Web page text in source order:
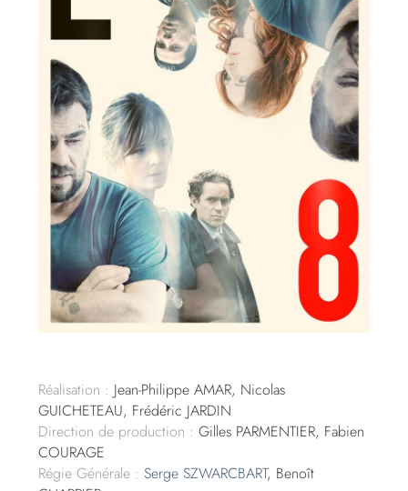
Réalisation : Jean-Philippe AMAR, Nicolas
GUICHETEAU, Frédéric JARDIN
Direction de production : Gilles PARMENTIER, Fabien
COURAGE
Régie Générale : Serge SZWARCBART, Benoît